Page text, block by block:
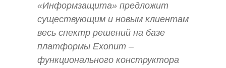
«Информзащита» предложит
существующим и новым клиентам
весь спектр решений на базе
платформы Еxonum –
функционального конструктора